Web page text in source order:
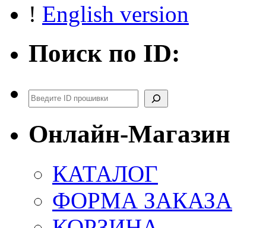
! English version
Поиск по ID:
Поиск
Онлайн-Магазин
КАТАЛОГ
ФОРМА ЗАКАЗА